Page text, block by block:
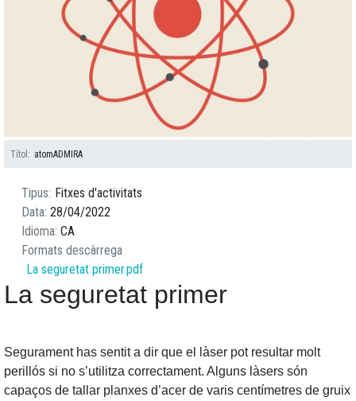
Títol atomADMIRA
Tipus
Fitxes d'activitats
Data 28/04/2022
Idioma CA
Formats descàrrega
La seguretat primer.pdf
La seguretat primer
Segurament has sentit a dir que el làser pot resultar molt
perillós si no s’utilitza correctament. Alguns làsers són
capaços de tallar planxes d’acer de varis centímetres de gruix